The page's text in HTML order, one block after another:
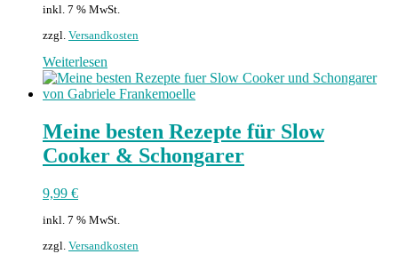
inkl. 7 % MwSt.
zzgl. Versandkosten
Weiterlesen
Meine besten Rezepte für Slow
Cooker & Schongarer
9,99 €
inkl. 7 % MwSt.
zzgl. Versandkosten